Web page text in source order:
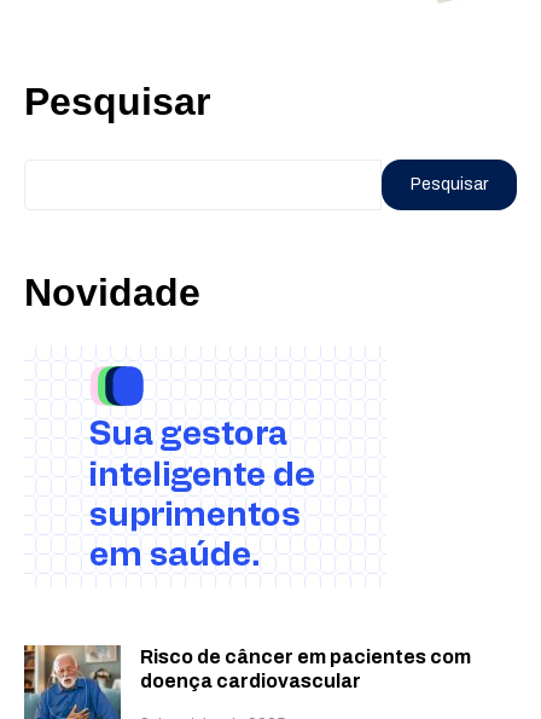
Pesquisar
Pesquisar
Novidade
Risco de câncer em pacientes com
doença cardiovascular